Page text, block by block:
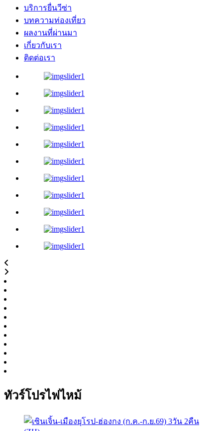
บริการยื่นวีซ่า
บทความท่องเที่ยว
ผลงานที่ผ่านมา
เกี่ยวกับเรา
ติดต่อเรา
ทัวร์โปรไฟไหม้